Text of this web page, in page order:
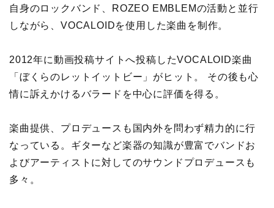
自身のロックバンド、ROZEO EMBLEMの活動と並行
しながら、VOCALOIDを使用した楽曲を制作。
2012年に動画投稿サイトへ投稿したVOCALOID楽曲
「ぼくらのレットイットビー」がヒット。 その後も心
情に訴えかけるバラードを中心に評価を得る。
楽曲提供、プロデュースも国内外を問わず精力的に行
なっている。ギターなど楽器の知識が豊富でバンドお
よびアーティストに対してのサウンドプロデュースも
多々。